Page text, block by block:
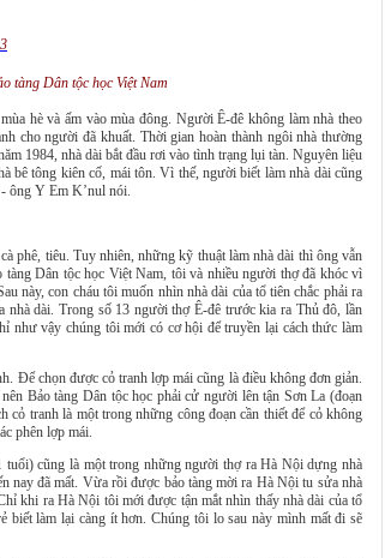
tàng Dân tộc học Việt Nam
hè và ấm vào mùa đông. Người Ê-đê không làm nhà theo
cho người đã khuất. Thời gian hoàn thành ngôi nhà thường
1984, nhà dài bắt đầu rơi vào tình trạng lụi tàn. Nguyên liệu
bê tông kiên cố, mái tôn. Vì thế, người biết làm nhà dài cũng
ông Y Em K’nul nói.
phê, tiêu. Tuy nhiên, những kỹ thuật làm nhà dài thì ông vẫn
Dân tộc học Việt Nam, tôi và nhiều người thợ đã khóc vì
này, con cháu tôi muốn nhìn nhà dài của tổ tiên chắc phải ra
dài. Trong số 13 người thợ Ê-đê trước kia ra Thủ đô, lần
vậy chúng tôi mới có cơ hội để truyền lại cách thức làm
Để chọn được cỏ tranh lợp mái cũng là điều không đơn giản.
Bảo tàng Dân tộc học phải cử người lên tận Sơn La (đoạn
cỏ tranh là một trong những công đoạn cần thiết để cỏ không
phên lợp mái.
tuổi) cũng là một trong những người thợ ra Hà Nội dựng nhà
nay đã mất. Vừa rồi được bảo tàng mời ra Hà Nội tu sửa nhà
khi ra Hà Nội tôi mới được tận mắt nhìn thấy nhà dài của tổ
làm lại càng ít hơn. Chúng tôi lo sau này mình mất đi sẽ